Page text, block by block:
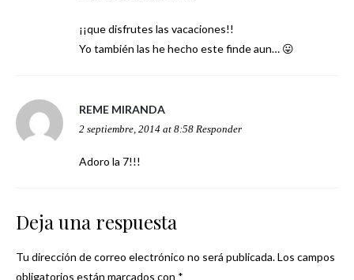
¡¡que disfrutes las vacaciones!!
Yo también las he hecho este finde aun… 😛
REME MIRANDA
2 septiembre, 2014 at 8:58 Responder
Adoro la 7!!!
Deja una respuesta
Tu dirección de correo electrónico no será publicada.Los campos
obligatorios están marcados con *